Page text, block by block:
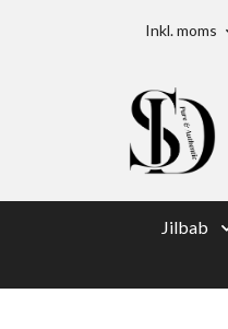
Inkl. moms
Jilbab